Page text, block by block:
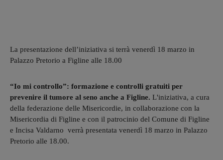
La presentazione dell’iniziativa si terrà venerdì 18 marzo in
Palazzo Pretorio a Figline alle 18.00
“Io mi controllo”: formazione e controlli gratuiti per
prevenire il tumore al seno anche a Figline. L'iniziativa, a cura
della federazione delle Misericordie, in collaborazione con la
Misericordia di Figline e con il patrocinio del Comune di Figline
e Incisa Valdarno verrà presentata venerdì 18 marzo in Palazzo
Pretorio alle 18.00.